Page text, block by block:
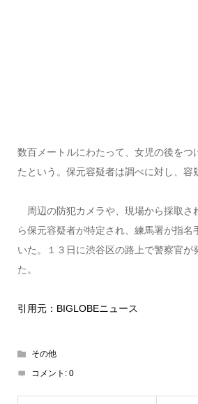
数百メートルにわたって、女児の後をつ
たという。保元容疑者は調べに対し、容
周辺の防犯カメラや、現場から採取さ
ら保元容疑者が特定され、練馬署が指名
いた。１３日に渋谷区の路上で警察官が
た。
引用元：BIGLOBEニュース
その他
コメント: 0